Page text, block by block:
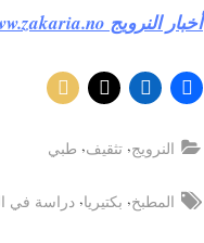
أخبار النرويج www.zakaria.no
النرويج, تثقيف, طبي
Tags:
المطبخ, بكتيريا, دراسة في